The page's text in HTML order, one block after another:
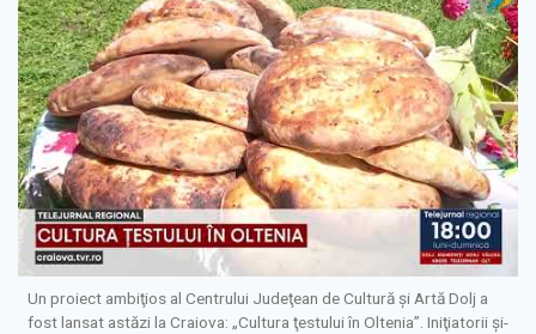
Un proiect ambiţios al Centrului Judeţean de Cultură şi Artă Dolj a
fost lansat astăzi la Craiova: „Cultura ţestului în Oltenia”. Iniţiatorii şi-